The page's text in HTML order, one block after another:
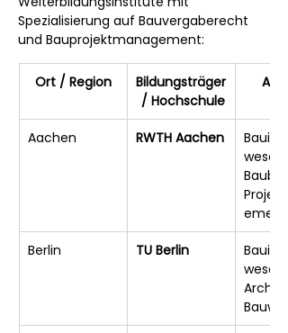
Spezialisierung auf Bauvergaberecht
und Bauprojektmanagement:
Ort / Region
Bildungsträger
/ Hochschule
Aachen RWTH Aachen
wesen,
ement
Berlin TU Berlin
wesen,